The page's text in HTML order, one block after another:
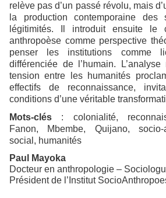
relève pas d’un passé révolu, mais
la production contemporaine des
légitimités. Il introduit ensuite
anthropoèse comme perspective
penser les institutions comme
différenciée de l’humain.
tension entre les humanités
effectifs de reconnaissance,
conditions d’une véritable
Mots-clés : colonialité,
Fanon, Mbembe, Quijano, socio-
social, humanités
Paul Mayoka
Docteur en anthropologie –
Président de l’Institut